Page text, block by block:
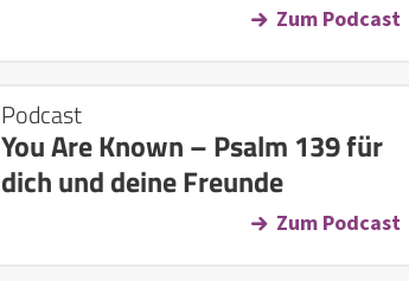
Zum Podcast
Podcast
You Are Known – Psalm 139 für
dich und deine Freunde
Zum Podcast